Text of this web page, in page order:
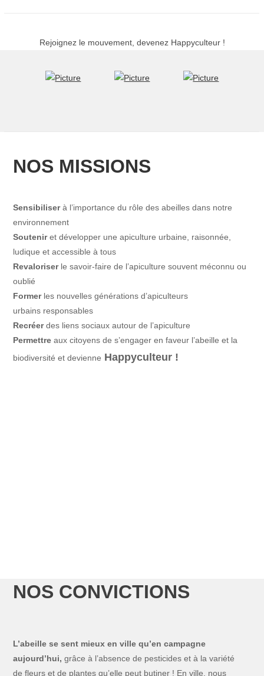
Rejoignez le mouvement, devenez Happyculteur !
NOS MISSIONS
Sensibiliserà l’importance du rôle des abeilles dans notre
environnement
Souteniret développer une apiculture urbaine, raisonnée,
ludique et accessible à tous
​Revaloriserle savoir-faire de l’apiculture souvent méconnu ou
oublié
Former les nouvelles générations d’apiculteurs
urbains responsables
Recréerdes liens sociaux autour de l’apiculture
Permettreaux citoyens de s’engager en faveur l’abeille et la
biodiversité et devienne Happyculteur !
NOS CONVICTIONS
​L’abeille se sent mieux en ville qu’en campagne
aujourd’hui, grâce à l’absence de pesticides et à la variété
de fleurs et de plantes qu’elle peut butiner ! En ville, nous